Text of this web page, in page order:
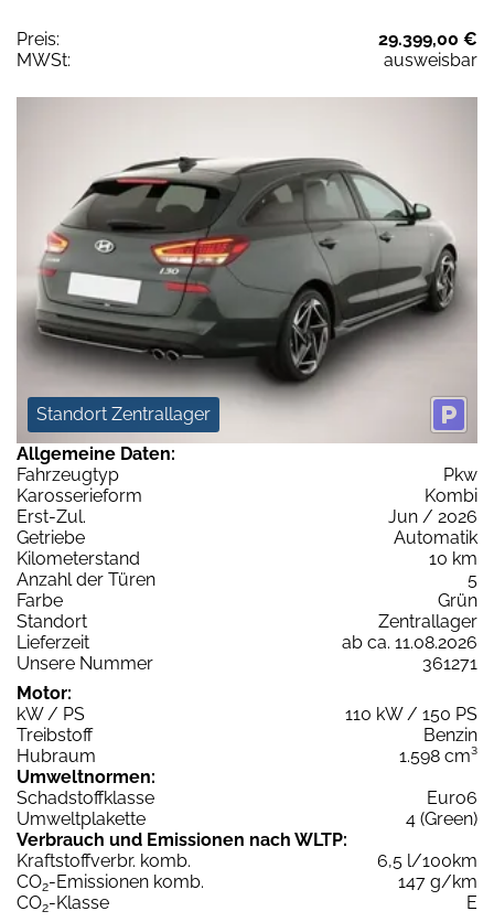
Preis:
29.399,00 €
MWSt:
ausweisbar
Standort Zentrallager
Allgemeine Daten:
Fahrzeugtyp
Pkw
Karosserieform
Kombi
Erst-Zul.
Jun / 2026
Getriebe
Automatik
Kilometerstand
10 km
Anzahl der Türen
5
Farbe
Grün
Standort
Zentrallager
Lieferzeit
ab ca. 11.08.2026
Unsere Nummer
361271
Motor:
kW / PS
110 kW / 150 PS
Treibstoff
Benzin
Hubraum
1.598 cm³
Umweltnormen:
Schadstoffklasse
Euro6
Umweltplakette
4 (Green)
Verbrauch und Emissionen nach WLTP:
Kraftstoffverbr. komb.
6,5 l/100km
CO2-Emissionen komb.
147 g/km
CO2-Klasse E